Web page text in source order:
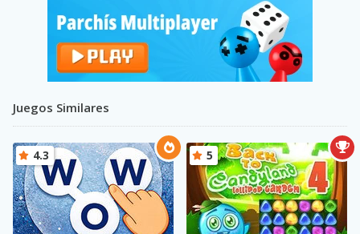
Juegos Similares
4.3 5